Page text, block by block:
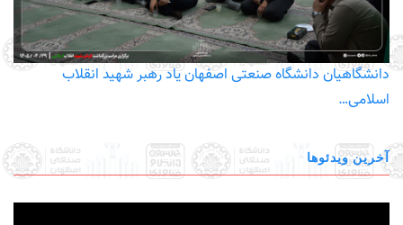
دانشگاهیان دانشگاه صنعتی اصفهان یاد رهبر شهید انقلاب
اسلامی…
آخرین ویدئوها